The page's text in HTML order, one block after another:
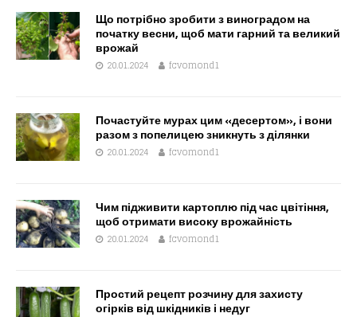
Що потрібно зробити з виноградом на
початку весни, щоб мати гарний та великий
врожай
20.01.2024 fcvomond1
Почастуйте мурах цим «десертом», і вони
разом з попелицею зникнуть з ділянки
20.01.2024 fcvomond1
Чим підживити картоплю під час цвітіння,
щоб отримати високу врожайність
20.01.2024 fcvomond1
Простий рецепт розчину для захисту
огірків від шкідників і недуг